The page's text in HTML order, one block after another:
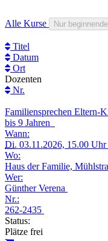
Alle Kurse Nur
Titel
Datum
Ort
Dozenten
Nr.
Familiensprechen Eltern-
bis 9 Jahren
Wann:
Di. 03.11.2026, 15.00 Uhr
Wo:
Haus der Familie,
Wer:
Günther Verena
Nr.:
262-2435
Status:
Plätze frei